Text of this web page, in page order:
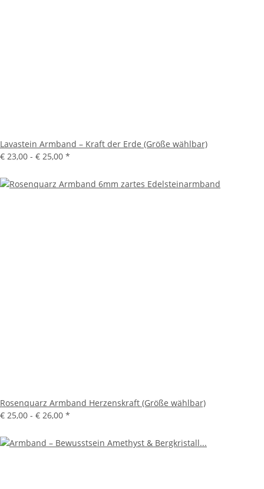
Lavastein Armband – Kraft der Erde (Größe wählbar)
€ 23,00 - € 25,00 *
Rosenquarz Armband Herzenskraft (Größe wählbar)
€ 25,00 - € 26,00 *